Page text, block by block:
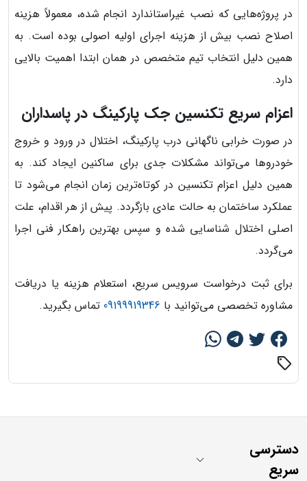
در پروژه‌هایی که نصب غیراستاندارد انجام شده، معمولاً هزینه
اصلاح نصب بیش از هزینه اجرای اولیه اصولی بوده است. به
همین دلیل انتخاب تیم متخصص در همان ابتدا اهمیت بالایی
دارد.
اعزام سریع تکنسین جک پارکینگ در پاسداران
در صورت خرابی ناگهانی درب پارکینگ، اختلال در ورود و خروج
خودروها می‌تواند مشکلات جدی برای ساکنین ایجاد کند. به
همین دلیل اعزام تکنسین در کوتاه‌ترین زمان انجام می‌شود تا
عملکرد ساختمان به حالت عادی بازگردد. پیش از هر اقدام، علت
اصلی اختلال شناسایی شده و سپس بهترین راهکار فنی اجرا
می‌گردد.
برای ثبت درخواست سرویس سریع، استعلام هزینه یا دریافت
مشاوره تخصصی می‌توانید با 09199919346 تماس بگیرید.
sell
دسترسی
سریع